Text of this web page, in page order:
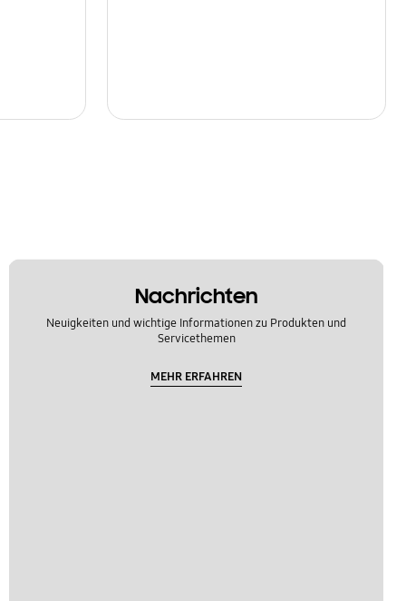
Nachrichten
Neuigkeiten und wichtige Informationen zu Produkten und
Servicethemen
MEHR ERFAHREN